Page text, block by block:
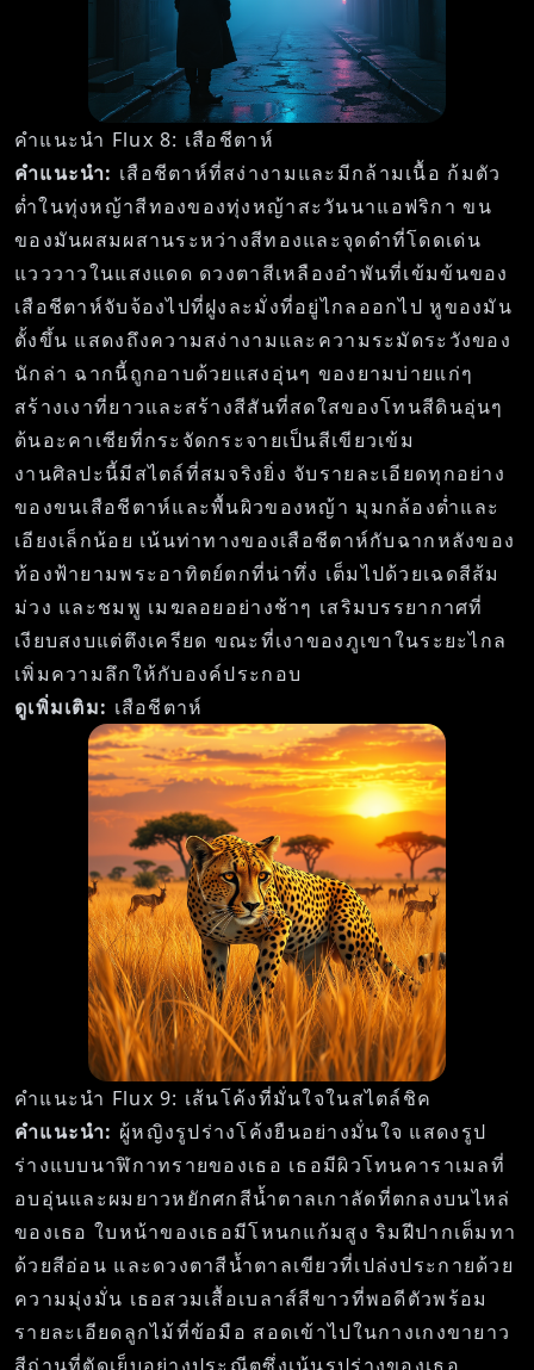
คำแนะนำ Flux 8: เสือชีตาห์
คำแนะนำ: เสือชีตาห์ที่สง่างามและมีกล้ามเนื้อ ก้มตัว
ต่ำในทุ่งหญ้าสีทองของทุ่งหญ้าสะวันนาแอฟริกา ขน
ของมันผสมผสานระหว่างสีทองและจุดดำที่โดดเด่น
แวววาวในแสงแดด ดวงตาสีเหลืองอำพันที่เข้มข้นของ
เสือชีตาห์จับจ้องไปที่ฝูงละมั่งที่อยู่ไกลออกไป หูของมัน
ตั้งขึ้น แสดงถึงความสง่างามและความระมัดระวังของ
นักล่า ฉากนี้ถูกอาบด้วยแสงอุ่นๆ ของยามบ่ายแก่ๆ
สร้างเงาที่ยาวและสร้างสีสันที่สดใสของโทนสีดินอุ่นๆ
ต้นอะคาเซียที่กระจัดกระจายเป็นสีเขียวเข้ม
งานศิลปะนี้มีสไตล์ที่สมจริงยิ่ง จับรายละเอียดทุกอย่าง
ของขนเสือชีตาห์และพื้นผิวของหญ้า มุมกล้องต่ำและ
เอียงเล็กน้อย เน้นท่าทางของเสือชีตาห์กับฉากหลังของ
ท้องฟ้ายามพระอาทิตย์ตกที่น่าทึ่ง เต็มไปด้วยเฉดสีส้ม
ม่วง และชมพู เมฆลอยอย่างช้าๆ เสริมบรรยากาศที่
เงียบสงบแต่ตึงเครียด ขณะที่เงาของภูเขาในระยะไกล
เพิ่มความลึกให้กับองค์ประกอบ
ดูเพิ่มเติม: เสือชีตาห์
คำแนะนำ Flux 9: เส้นโค้งที่มั่นใจในสไตล์ชิค
คำแนะนำ: ผู้หญิงรูปร่างโค้งยืนอย่างมั่นใจ แสดงรูป
ร่างแบบนาฬิกาทรายของเธอ เธอมีผิวโทนคาราเมลที่
อบอุ่นและผมยาวหยักศกสีน้ำตาลเกาลัดที่ตกลงบนไหล่
ของเธอ ใบหน้าของเธอมีโหนกแก้มสูง ริมฝีปากเต็มทา
ด้วยสีอ่อน และดวงตาสีน้ำตาลเขียวที่เปล่งประกายด้วย
ความมุ่งมั่น เธอสวมเสื้อเบลาส์สีขาวที่พอดีตัวพร้อม
รายละเอียดลูกไม้ที่ข้อมือ สอดเข้าไปในกางเกงขายาว